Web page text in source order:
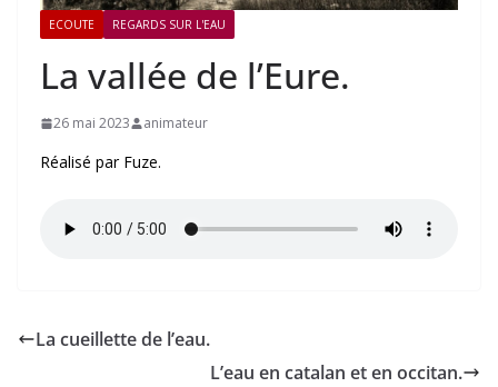
ECOUTE REGARDS SUR L'EAU
La vallée de l’Eure.
26 mai 2023 animateur
Réalisé par Fuze.
La cueillette de l’eau.
L’eau en catalan et en occitan.